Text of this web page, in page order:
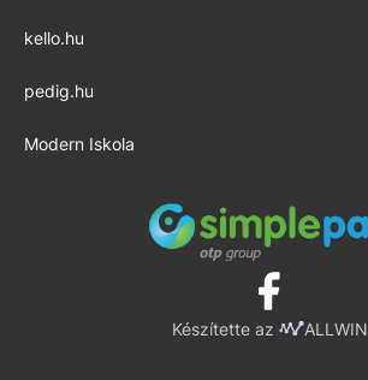
kello.hu
pedig.hu
Modern Iskola
Készítette az ALLWIN